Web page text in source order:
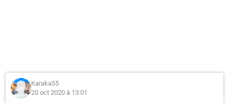
Karaka55
20 oct 2020 à 13:01